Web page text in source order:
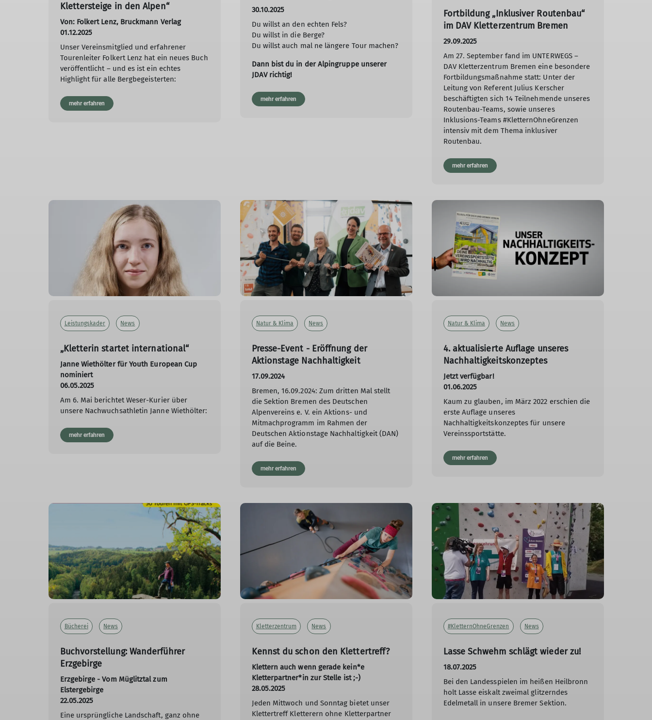
Klettersteige in den Alpen“
Von: Folkert Lenz, Bruckmann Verlag
01.12.2025
Unser Vereinsmitglied und erfahrener
Tourenleiter Folkert Lenz hat ein neues Buch
veröffentlicht – und es ist ein echtes
Highlight für alle Bergbegeisterten:
mehr erfahren
30.10.2025
Du willst an den echten Fels?
Du willst in die Berge?
Du willst auch mal ne längere Tour machen?
Dann bist du in der Alpingruppe unserer
JDAV richtig!
mehr erfahren
Fortbildung „Inklusiver Routenbau“
im DAV Kletterzentrum Bremen
29.09.2025
Am 27. September fand im UNTERWEGS –
DAV Kletterzentrum Bremen eine besondere
Fortbildungsmaßnahme statt: Unter der
Leitung von Referent Julius Kerscher
beschäftigten sich 14 Teilnehmende unseres
Routenbau-Teams, sowie unseres
Inklusions-Teams #KletternOhneGrenzen
intensiv mit dem Thema inklusiver
Routenbau.
mehr erfahren
Leistungskader News
„Kletterin startet international“
Janne Wiethölter für Youth European Cup
nominiert
06.05.2025
Am 6. Mai berichtet Weser-Kurier über
unsere Nachwuchsathletin Janne Wiethölter:
mehr erfahren
Natur & Klima News
Presse-Event - Eröffnung der
Aktionstage Nachhaltigkeit
17.09.2024
Bremen, 16.09.2024: Zum dritten Mal stellt
die Sektion Bremen des Deutschen
Alpenvereins e. V. ein Aktions- und
Mitmachprogramm im Rahmen der
Deutschen Aktionstage Nachhaltigkeit (DAN)
auf die Beine.
mehr erfahren
Natur & Klima News
4. aktualisierte Auflage unseres
Nachhaltigkeitskonzeptes
Jetzt verfügbar!
01.06.2025
Kaum zu glauben, im März 2022 erschien die
erste Auflage unseres
Nachhaltigkeitskonzeptes für unsere
Vereinssportstätte.
mehr erfahren
Bücherei News
Buchvorstellung: Wanderführer
Erzgebirge
Erzgebirge - Vom Müglitztal zum
Elstergebirge
22.05.2025
Eine ursprüngliche Landschaft, ganz ohne
Kletterzentrum News
Kennst du schon den Klettertreff?
Klettern auch wenn gerade kein*e
Kletterpartner*in zur Stelle ist ;-)
28.05.2025
Jeden Mittwoch und Sonntag bietet unser
Klettertreff Kletterern ohne Kletterpartner
#KletternOhneGrenzen News
Lasse Schwehm schlägt wieder zu!
18.07.2025
Bei den Landesspielen im heißen Heilbronn
holt Lasse eiskalt zweimal glitzerndes
Edelmetall in unsere Bremer Sektion.